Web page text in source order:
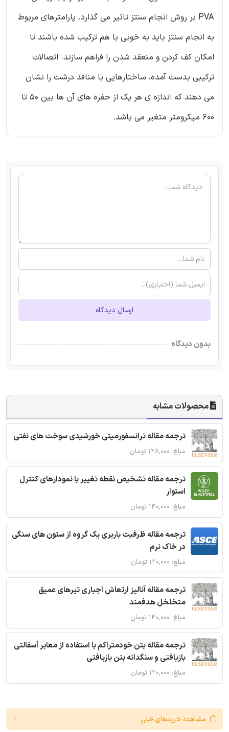
PVA بر روش انجام سنتز تاثیر می گذارد. پارامترهای مربوط
به انجام سنتز باید به خوبی با هم ترکیب شده باشند تا
امکان کف کردن و منعقد شدن را فراهم سازند. اتصالات
ترکیبی بدست آمده، ساختارهایی با منافذ درشت را نشان
می دهند که اندازه ی هر یک از حفره های آن ها بین 50 تا
600 میکرومتر متغیر می باشد.
ارسال دیدگاه
بدون دیدگاه
محصولات مشابه
ترجمه مقاله ترانسفورمیتی خورشیدی سوخت های نفتی
مبلغ: ۱۲۸,۰۰۰ تومان
ترجمه مقاله تشخیص نقطه تغییر با نمودارهای کنترل
استوار
مبلغ: ۱۴۰,۰۰۰ تومان
ترجمه مقاله ظرفیت باربری یک گروه از ستون های سنگی
در خاک نرم
مبلغ: ۱۲۰,۰۰۰ تومان
ترجمه مقاله آنالیز ارتعاش اجباری تیرهای عمیق
متخلخل هدفمند
مبلغ: ۱۴۰,۰۰۰ تومان
ترجمه مقاله بتن خودمتراکم با استفاده از معابر آسفالتی
بازیافتی و سنگدانه بتن بازیافتی
مبلغ: ۱۲۰,۰۰۰ تومان
مشاهده خریدهای قبلی